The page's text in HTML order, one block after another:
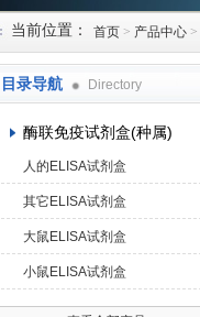
当前位置： 首页 > 产品中心 >
目录导航 Directory
酶联免疫试剂盒(种属)
人的ELISA试剂盒
其它ELISA试剂盒
大鼠ELISA试剂盒
小鼠ELISA试剂盒